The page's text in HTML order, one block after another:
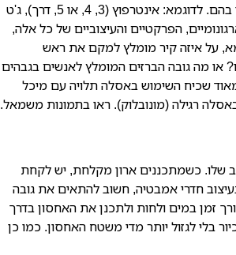
אינסטלציה היא מרכיב מרכזי בעיצוב מקלחות ויש כמה מושגים שכדאי להכיר ולהבין בהם. לדוגמא: אינטרפוץ (3, 4, או 5, דרך), ג'ט
הפרקטיים והעיצוביים של כל אלה,
על איזה קיר מומלץ למקם את ראש
מה גובה הברזים המומלץ לאנשים בגבהים
שכיח השימוש באסלה תלויה עם מיכל
רגילה (מונובלוק). ראו בתמונות משמאל.
שלו. כשמתכננים ארון מקלחת, יש לקחת
חדרי אמבטיה, חשוב להתאים את גובה
זמן במים ולחות ולתכנן את האחסון בדרך
בלי לגזול יותר מדי משטח האחסון. כמו כן